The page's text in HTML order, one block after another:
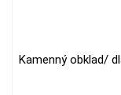
Kamenný obklad/